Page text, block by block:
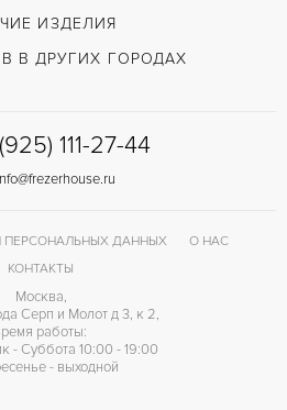
Застежка с помощью шипа
ИЗДЕЛИЯ
В ДРУГИХ ГОРОДАХ
111-27-44
ПЕРСОНАЛЬНЫХ ДАННЫХ
О НАС
КОНТАКТЫ
Москва,
Серп и Молот д 3, к 2,
работы:
- Суббота 10:00 - 19:00
- выходной